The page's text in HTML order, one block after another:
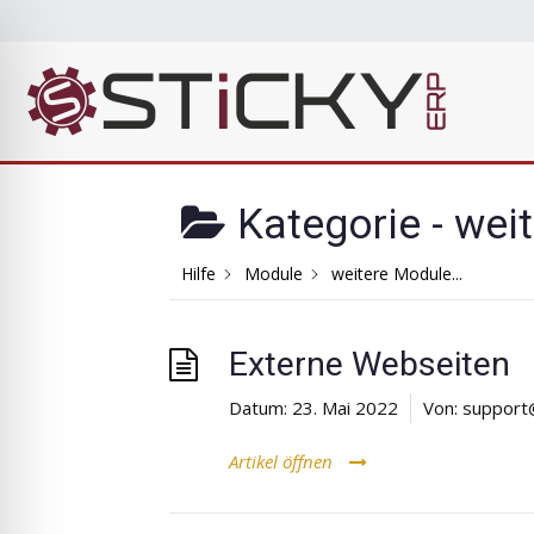
springen
Kategorie -
Hilfe Module weitere Module...
Externe Webseiten
Datum: 23. Mai 2022 Von:
Artikel öffnen